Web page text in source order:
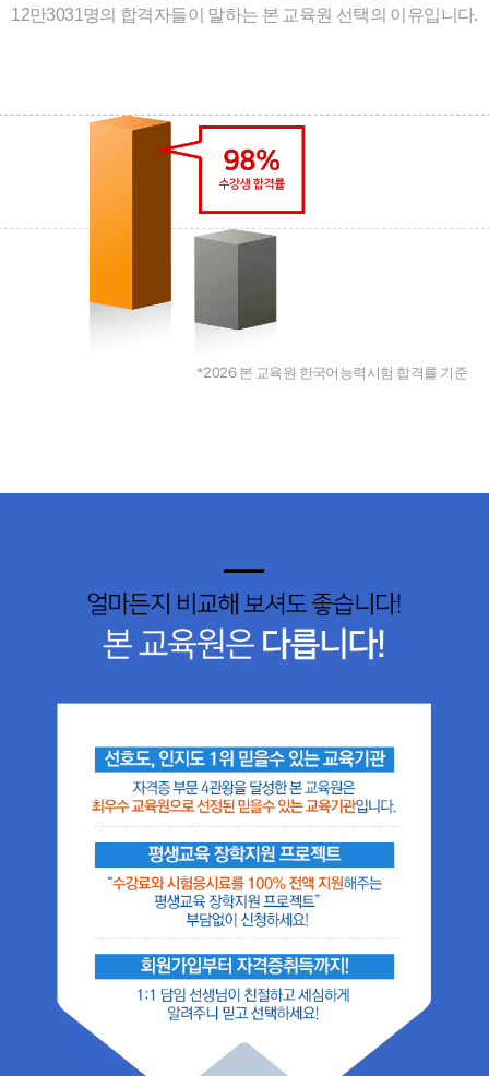
12만3031명의 합격자들이 말하는 본 교육원 선택의 이유입니다.
*2026본 교육원 한국어능력시험 합격률 기준